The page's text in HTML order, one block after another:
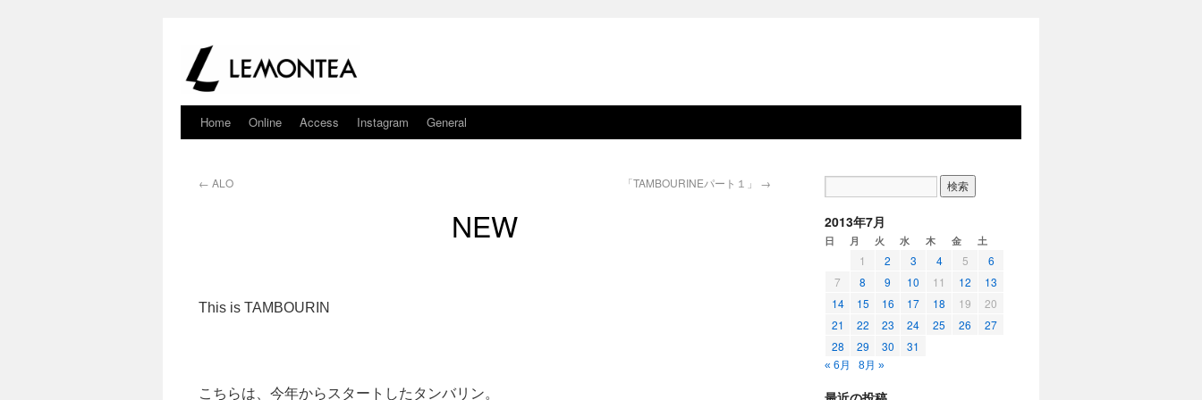
Home Online Access Instagram General
← ALO 「TAMBOURINEパート１」 →
NEW
This is TAMBOURIN
こちらは、今年からスタートしたタンバリン。
2013年7月
日 月 火 水 木 金 土
1 2 3 4 5
6
7
8 9 10 11 12
13
14
15 16 17 18 19
20
21
22 23 24 25 26
27
28
29 30 31
« 6月 8月 »